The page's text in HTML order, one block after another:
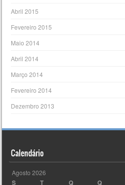
Abril 2015
Fevereiro 2015
Maio 2014
Abril 2014
Março 2014
Fevereiro 2014
Dezembro 2013
Calendário
Agosto 2026
S T Q Q